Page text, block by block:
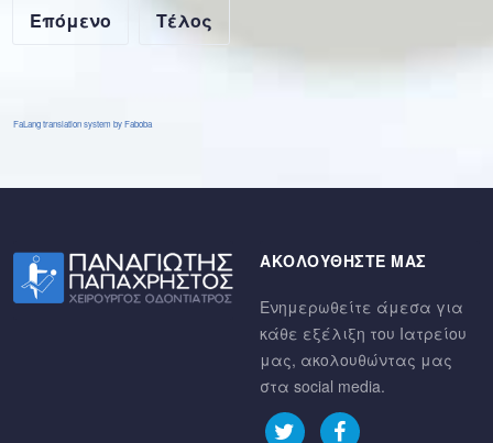
Επόμενο Τέλος
FaLang translation system by Faboba
ΑΚΟΛΟΥΘΗΣΤΕ ΜΑΣ
Ενημερωθείτε άμεσα για
κάθε εξέλιξη του Ιατρείου
μας, ακολουθώντας μας
στα social media.